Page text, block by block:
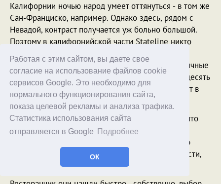
Работая с этим сайтом, вы даете свое
согласие на использование файлов cookie
сервисов Google. Это необходимо для
нормального функционирования сайта,
показа целевой рекламы и анализа трафика.
Статистика использования сайта
отправляется в Google
Подробнее
ОК
Калифорнии ночью народ умеет оттянуться - в том же
Сан-Франциско, например. Однако здесь, рядом с
Невадой, контраст получается уж больно большой.
Поэтому в калифорнийской части Stateline никто
ночных заведений и не открывает - не потянут
конкуренции с невадской частью. Так что тут обычные
тихие жилые районы, где спать заваливаются в десять
вечера, а если хотят расслабиться - идут или едут в
Неваду.
- Забавно, - развеселился Игорь, - я и не думал, что
будет такой контраст. Впрочем, фиг с ней, с
Калифорнией, нам уже обратно пора - в веселую
Неваду. Сначала поужинаем где-нибудь поблизости,